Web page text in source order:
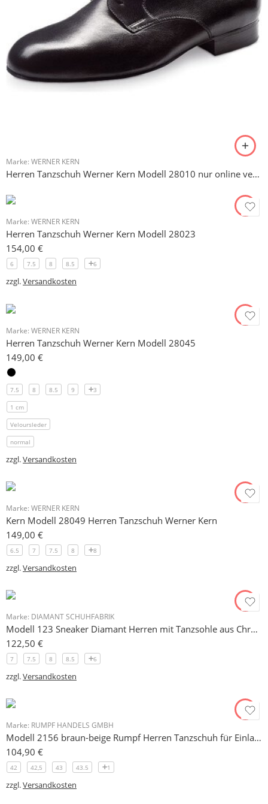
Marke: WERNER KERN
Herren Tanzschuh Werner Kern Modell 28010 nur online verfügbar
Marke: WERNER KERN
Herren Tanzschuh Werner Kern Modell 28023
154,00 €
6 7.5 8 8.5 6
zzgl.Versandkosten
Marke: WERNER KERN
Herren Tanzschuh Werner Kern Modell 28045
149,00 €
7.5 8 8.5 9 3
1 cm
Veloursleder
normal
zzgl.Versandkosten
Marke: WERNER KERN
Kern Modell 28049 Herren Tanzschuh Werner Kern
149,00 €
6.5 7 7.5 8 8
zzgl.Versandkosten
Marke: DIAMANT SCHUHFABRIK
Modell 123 Sneaker Diamant Herren mit Tanzsohle aus Chromleder
122,50 €
7 7.5 8 8.5 6
zzgl.Versandkosten
Marke: RUMPF HANDELS GMBH
Modell 2156 braun-beige Rumpf Herren Tanzschuh für Einlagen geeignet
104,90 €
42 42,5 43 43.5 1
zzgl.Versandkosten